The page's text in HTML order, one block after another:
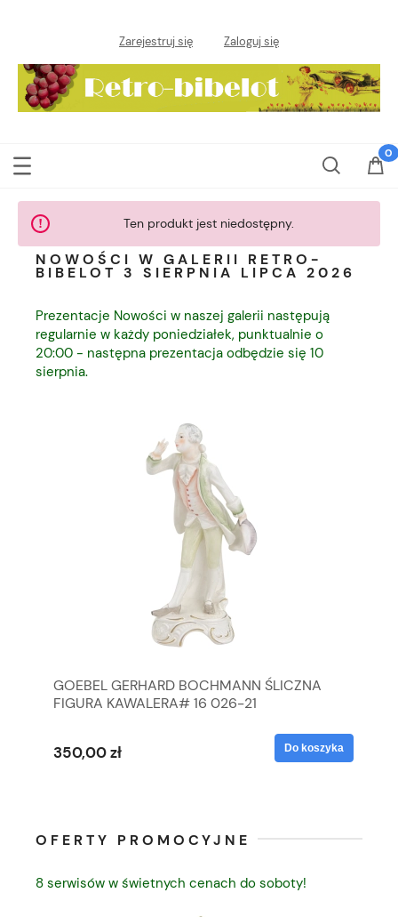
Zarejestruj się Zaloguj się
Ten produkt jest niedostępny.
NOWOŚCI W GALERII RETRO-
BIBELOT 3 SIERPNIA LIPCA 2026
Prezentacje Nowości w naszej galerii następują
regularnie w każdy poniedziałek, punktualnie o
20:00 - następna prezentacja odbędzie się 10
sierpnia.
GOEBEL GERHARD BOCHMANN ŚLICZNA
FIGURA KAWALERA# 16 026-21
350,00 zł Do koszyka
OFERTY PROMOCYJNE
8 serwisów w świetnych cenach do soboty!